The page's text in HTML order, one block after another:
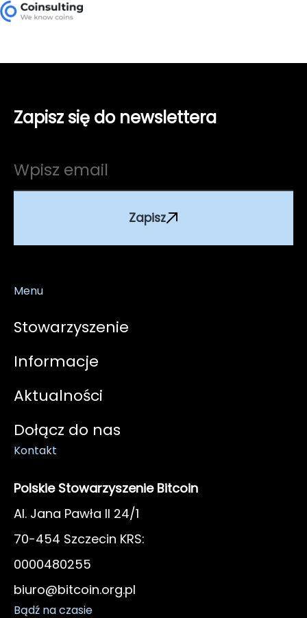
Zapisz się do newslettera
Zapisz
Menu
Stowarzyszenie
Informacje
Aktualności
Dołącz do nas
Kontakt
Polskie Stowarzyszenie Bitcoin
Al. Jana Pawła II 24/1
70-454 Szczecin KRS:
0000480255
biuro@bitcoin.org.pl
Bądź na czasie